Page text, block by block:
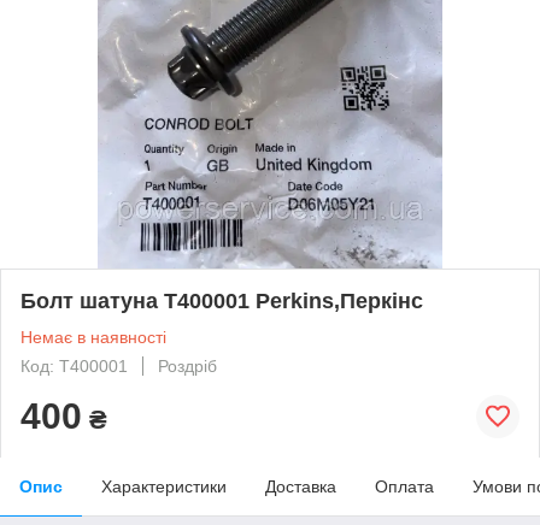
Болт шатуна T400001 Perkins,Перкінс
Немає в наявності
Код: T400001
Роздріб
400 ₴
Опис Характеристики Доставка Оплата Умови